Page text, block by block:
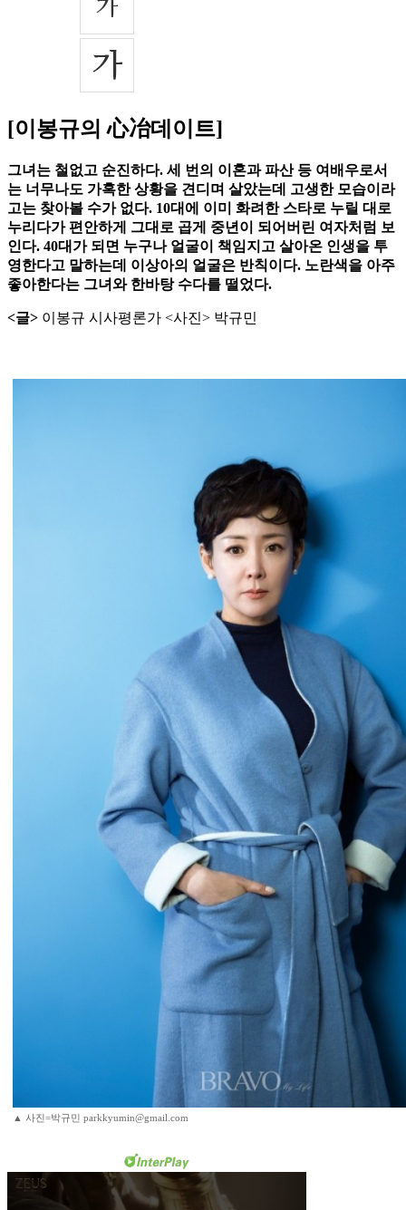
[이봉규의 心冶데이트]
그녀는 철없고 순진하다. 세 번의 이혼과 파산 등 여배우로서
는 너무나도 가혹한 상황을 견디며 살았는데 고생한 모습이라
고는 찾아볼 수가 없다. 10대에 이미 화려한 스타로 누릴 대로
누리다가 편안하게 그대로 곱게 중년이 되어버린 여자처럼 보
인다. 40대가 되면 누구나 얼굴이 책임지고 살아온 인생을 투
영한다고 말하는데 이상아의 얼굴은 반칙이다. 노란색을 아주
좋아한다는 그녀와 한바탕 수다를 떨었다.
<글> 이봉규 시사평론가 <사진> 박규민
▲ 사진=박규민 parkkyumin@gmail.com